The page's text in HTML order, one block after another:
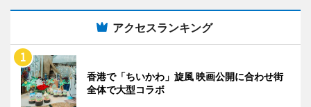
アクセスランキング
香港で「ちいかわ」旋風 映画公開に合わせ街
全体で大型コラボ